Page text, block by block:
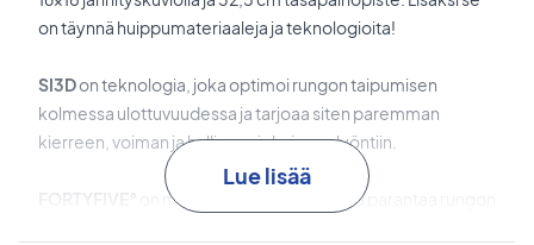
on täynnä huippumateriaaleja ja teknologioita!
SI3Don teknologia, joka optimoi rungon taipumisen
kolmessa ulottuvuudessa ja tarjoaa siten paremman
kierreen, voiman ja hallinnan jokaiseen lyöntiin.
on materiaaliteknologia, joka parantaa rungon
Lue lisää